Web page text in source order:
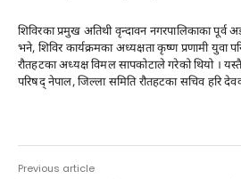
शिविरका प्रमुख अतिथी वृन्दावन नगरपालिकाका पूर्व
भने, शिविर कार्यक्रमका अध्यक्षता कृष्ण प्रणामी युवा
रौतहटका अध्यक्ष विमल सापकोटाले गरेको थियो ।
परिषद् नेपाल, जिल्ला समिति रौतहटका सचिव हरि
Previous article